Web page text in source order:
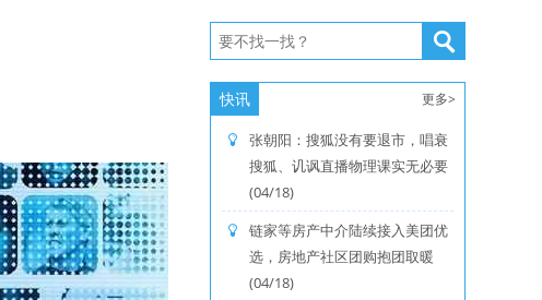
快讯 更多>
张朝阳：搜狐没有要退市，唱衰
搜狐、讥讽直播物理课实无必要
(04/18)
链家等房产中介陆续接入美团优
选，房地产社区团购抱团取暖
(04/18)